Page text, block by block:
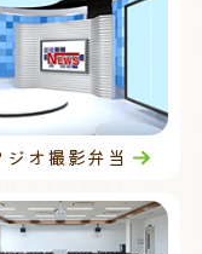
ジオ撮影弁当